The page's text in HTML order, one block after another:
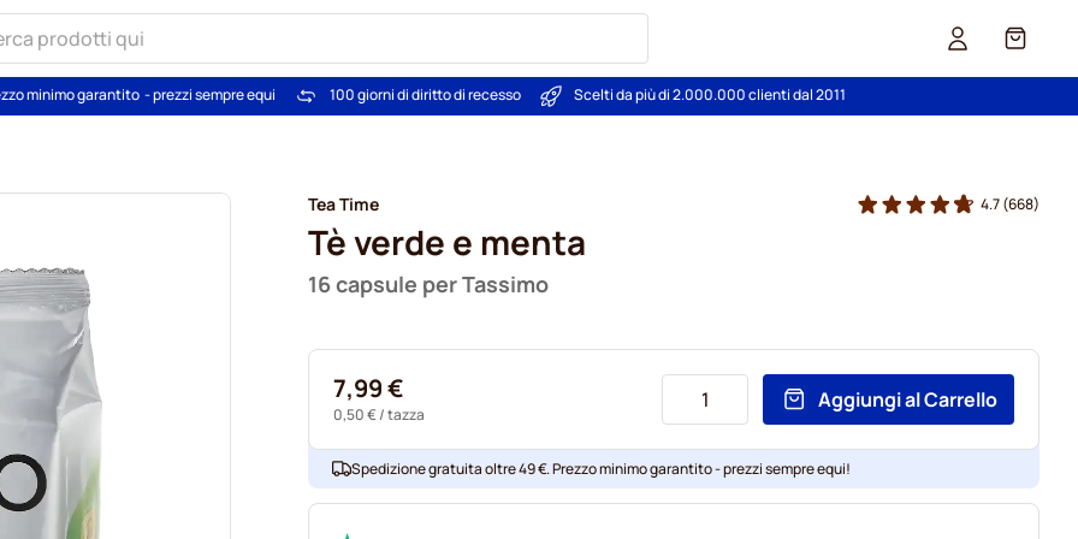
Carrello
minimo garantito- prezzi sempre equi 100 giorni di diritto di recesso Scelti da più di 2.000.000 clienti dal 2011
Tea Time
Tè verde e menta
16 capsule per Tassimo
4.7(668)
7,99 €
0,50 €/ tazza
Aggiungi al Carrello
Spedizione gratuita oltre 49 €. Prezzo minimo garantito - prezzi sempre equi!